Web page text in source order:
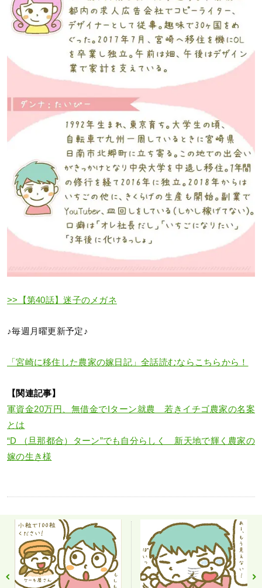
>>【第40話】迷子のメガネ
♪毎週月曜更新予定♪
「宮崎に移住した農家の嫁日記」全話読むならこちらから！
【関連記事】
軍資金20万円、無借金でIターン就農 若きイチゴ農家の名案
とは
“D （旦那都合）ターン”でも自分らしく 新天地で輝く農家の
嫁の生き様